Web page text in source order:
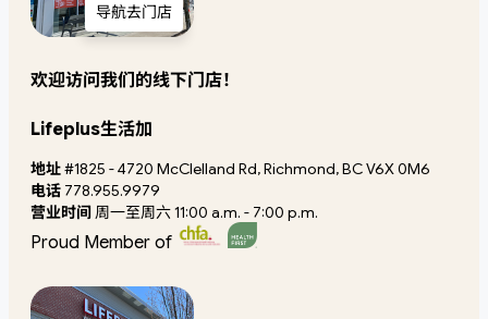
导航去门店
欢迎访问我们的线下门店！
Lifeplus生活加
地址#1825 - 4720 McClelland Rd, Richmond, BC V6X 0M6
电话 778.955.9979
营业时间 周一至周六 11:00 a.m. - 7:00 p.m.
Proud Member of